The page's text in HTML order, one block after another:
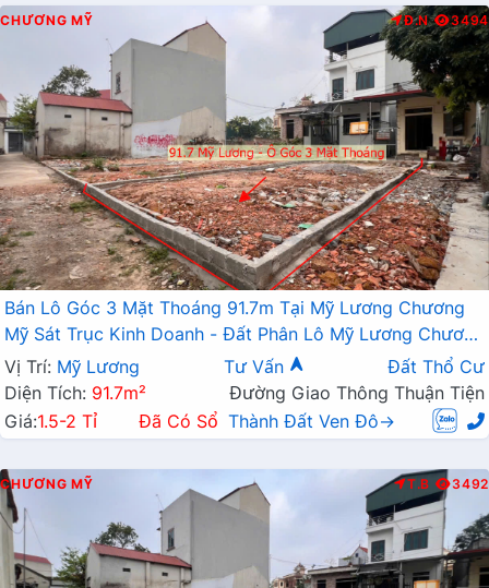
CHƯƠNG MỸ Đ.N 3494
Bán Lô Góc 3 Mặt Thoáng 91.7m Tại Mỹ Lương Chương
Mỹ Sát Trục Kinh Doanh - Đất Phân Lô Mỹ Lương Chương
Mỹ
Vị Trí: Mỹ Lương Tư Vấn
Đất Thổ Cư
Diện Tích: 91.7m²
Đường Giao Thông Thuận Tiện
Giá:1.5-2 Tỉ Đã Có Sổ Thành Đất Ven Đô→
CHƯƠNG MỸ T.B 3492